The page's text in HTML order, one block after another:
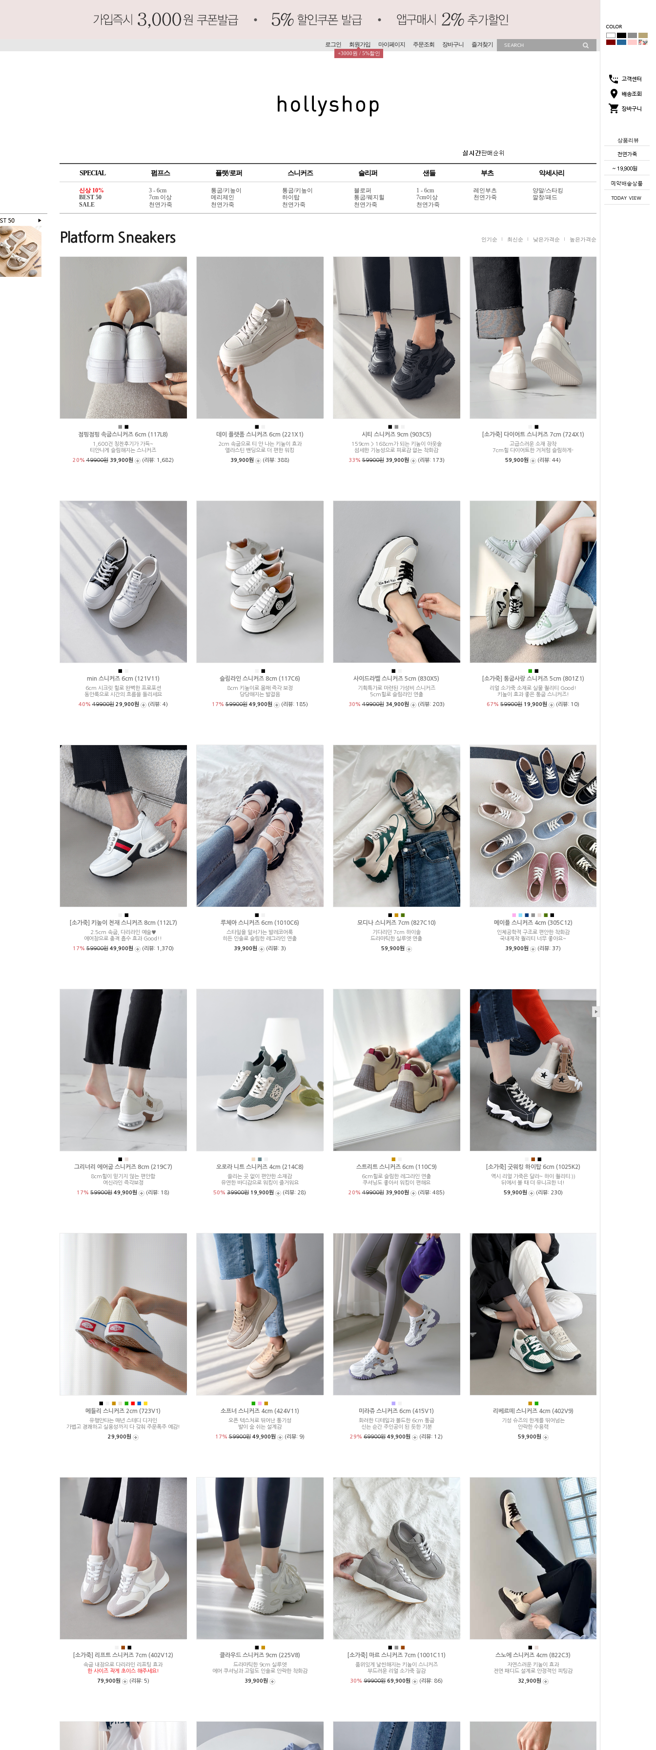
상품리뷰
로그인 회원가입
+3000원 / 5%할인
마이페이지 주문조회 장바구니 즐겨찾기
SPECIAL 펌프스 플랫/로퍼 스니커즈 슬리퍼 샌들 부츠 악세사리
신상 10%
BEST 50
SALE
3 - 6cm
7cm 이상
천연가죽
통굽/키높이
메리제인
천연가죽
통굽/키높이
하이탑
천연가죽
블로퍼
통굽/웨지힐
천연가죽
1 - 6cm
7cm이상
천연가죽
레인부츠
천연가죽
양말/스타킹
깔창/패드
Platform Sneakers 인기순 최신순 낮은가격순 높은가격순
■ ■
점핑점핑 속굽스니커즈 6cm (117L8)
1,600건 칭찬후기가 가득~
티안나게 슬림해지는 스니커즈
20%49900원 39,900원 (리뷰: 1,682)
■
데이 플랫폼 스니커즈 6cm (221X1)
2cm 속굽으로 티 안 나는 키높이 효과
엘라스틴 밴딩으로 더 편한 워킹
39,900원
(리뷰: 388)
■ ■
시티 스니커즈 9cm (903C5)
159cm > 168cm가 되는 키높이 아웃솔
섬세한 기능성으로 피로감 없는 착화감
33%59900원 39,900원 (리뷰: 173)
■
[소가죽] 다이어트 스니커즈 7cm (724X1)
고급스러운 소재 장착
7cm힐 다이어트한 거처럼 슬림하게-
59,900원
(리뷰: 44)
■
min 스니커즈 6cm (121V11)
6cm 시크릿 힐로 완벽한 프로포션
동안룩으로 시간의 흐름을 돌리세요
40%49900원 29,900원 (리뷰: 4)
■
슬림라인 스니커즈 8cm (117C6)
8cm 키높이로 몸매 즉각 보정
당당해지는 발걸음
17%59900원 49,900원 (리뷰: 185)
■
사이드라벨 스니커즈 5cm (830X5)
기획특가로 마련된 가성비 스니커즈
5cm힐로 슬림라인 연출
30%49900원 34,900원 (리뷰: 203)
■ ■
[소가죽] 통굽사랑 스니커즈 5cm (801Z1)
리얼 소가죽 소재로 실물 퀄리티 Good!
키높이 효과 좋은 통굽 스니커즈!
67% 59900원 19,900원 (리뷰: 10)
■
[소가죽] 키높이 천재 스니커즈 8cm (112L7)
2.5cm 속굽, 다리라인 예술♥
에어창으로 충격 흡수 효과 Good!!
17%59900원 49,900원 (리뷰: 1,370)
■
루체아 스니커즈 6cm (1010C6)
스타일을 앞서가는 발레코어룩
히든 인솔로 슬림한 레그라인 연출
39,900원
(리뷰: 3)
■ ■ ■
모디나 스니커즈 7cm (827C10)
기다리던 7cm 하이솔
드라마틱한 실루엣 연출
59,900원
■ ■ ■ ■ ■ ■
메이플 스니커즈 4cm (305C12)
인체공학적 구조로 편안한 착화감
국내제작 퀄리티 너무 좋아요~
39,900원
(리뷰: 37)
■
그리너리 에어굽 스니커즈 8cm (219C7)
8cm힐이 믿기지 않는 편안함
여신라인 즉각보정
17% 59900원 49,900원 (리뷰: 18)
■ ■
오로라 니트 스니커즈 4cm (214C8)
쓸리는 곳 없이 편안한 소재감
유연한 바디감으로 워킹이 즐거워요
50% 39900원 19,900원 (리뷰: 28)
■
스트리트 스니커즈 6cm (110C9)
6cm힐로 슬림한 레그라인 연출
쿠셔닝도 좋아서 워킹이 편해요
20%49900원 39,900원 (리뷰: 485)
■ ■
[소가죽] 굿워킹 하이탑 6cm (1025K2)
역시 리얼 가죽은 달라~ 하이 퀄리티:))
뒤에서 볼 때 더 유니크한 너!
59,900원
(리뷰: 230)
■ ■ ■ ■ ■ ■
메들리 스니커즈 2cm (723V1)
유행안타는 매년 스테디 디자인
가볍고 경쾌하고 실용성까지 다 갖춰 주문폭주 예감!
29,900원
■ ■ ■
소프너 스니커즈 4cm (424V11)
오픈 텍스처로 뛰어난 통기성
발이 숨 쉬는 설계감
17%59900원 49,900원 (리뷰: 9)
■
미라쥬 스니커즈 6cm (415V1)
화려한 디테일과 볼드한 6cm 통굽
신는 순간 주인공이 된 듯한 기분
29% 69900원 49,900원 (리뷰: 12)
■ ■
리베르떼 스니커즈 4cm (402V9)
기성 슈즈의 한계를 뛰어넘는
안락한 수용력
59,900원
■ ■
[소가죽] 리프트 스니커즈 7cm (402V12)
속굽 내장으로 다리라인 리프팅 효과
한 사이즈 작게 초이스 해주세요!
79,900원
(리뷰: 5)
■ ■
클라우드 스니커즈 9cm (225V8)
드라마틱한 9cm 실루엣
에어 쿠셔닝과 고밀도 인솔로 안락한 착화감
39,900원
■ ■ ■
[소가죽] 마르 스니커즈 7cm (1001C11)
품위있게 날씬해지는 키높이 스니커즈
부드러운 리얼 소가죽 질감
30% 99900원 69,900원 (리뷰: 86)
■
스노에 스니커즈 4cm (822C3)
자연스러운 키높이 효과
전면 패디드 설계로 안정적인 피팅감
32,900원